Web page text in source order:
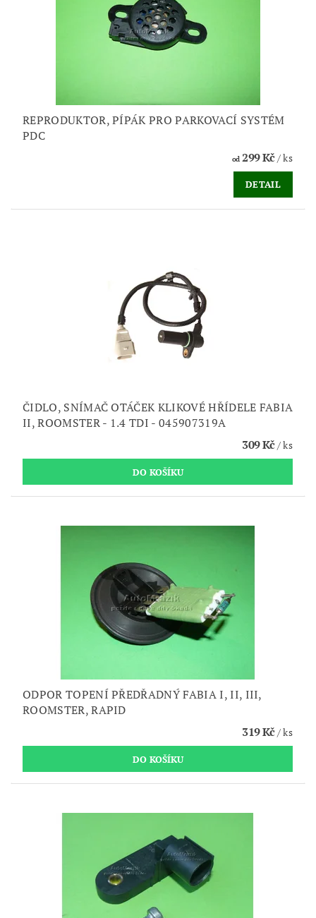
REPRODUKTOR, PÍPÁK PRO PARKOVACÍ SYSTÉM
PDC
od299 Kč/ ks
DETAIL
ČIDLO, SNÍMAČ OTÁČEK KLIKOVÉ HŘÍDELE FABIA
II, ROOMSTER - 1.4 TDI - 045907319A
309 Kč/ ks
ODPOR TOPENÍ PŘEDŘADNÝ FABIA I, II, III,
ROOMSTER, RAPID
319 Kč/ ks